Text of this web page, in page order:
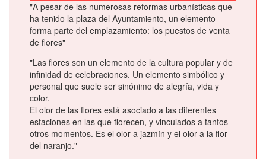
"A pesar de las numerosas reformas urbanísticas que
ha tenido la plaza del Ayuntamiento, un elemento
forma parte del emplazamiento: los puestos de venta
de flores"
"Las flores son un elemento de la cultura popular y de
infinidad de celebraciones. Un elemento simbólico y
personal que suele ser sinónimo de alegría, vida y
color.
El olor de las flores está asociado a las diferentes
estaciones en las que florecen, y vinculados a tantos
otros momentos. Es el olor a jazmín y el olor a la flor
del naranjo."